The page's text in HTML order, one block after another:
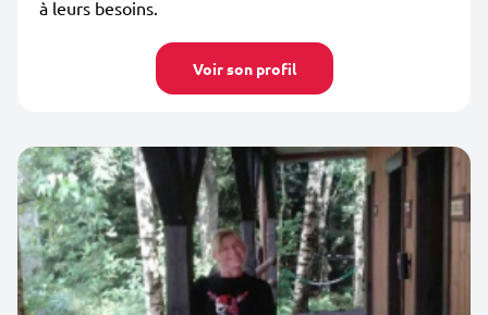
à leurs besoins.
Voir son profil